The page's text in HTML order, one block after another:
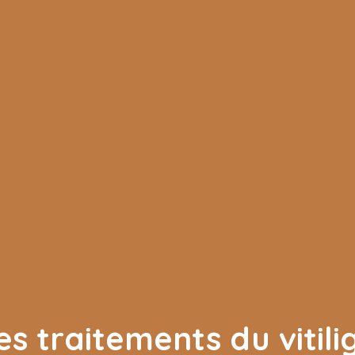
traitements du